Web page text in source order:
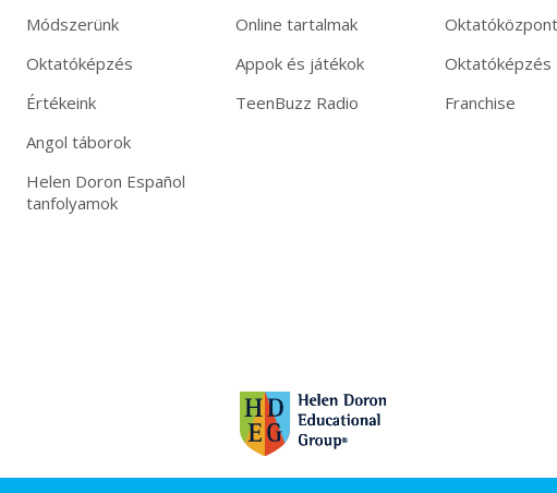
Módszerünk
Oktatóképzés
Értékeink
Angol táborok
Helen Doron Español
tanfolyamok
Online tartalmak
Appok és játékok
TeenBuzz Radio
Oktatóképzés
Franchise